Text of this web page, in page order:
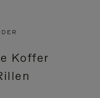
Koffer